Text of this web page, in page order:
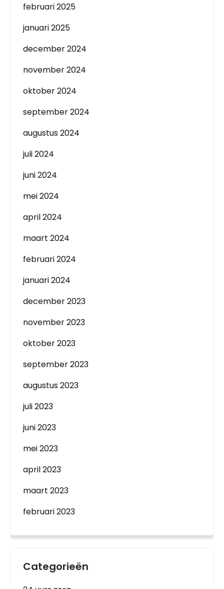
februari 2025
januari 2025
december 2024
november 2024
oktober 2024
september 2024
augustus 2024
juli 2024
juni 2024
mei 2024
april 2024
maart 2024
februari 2024
januari 2024
december 2023
november 2023
oktober 2023
september 2023
augustus 2023
juli 2023
juni 2023
mei 2023
april 2023
maart 2023
februari 2023
Categorieën